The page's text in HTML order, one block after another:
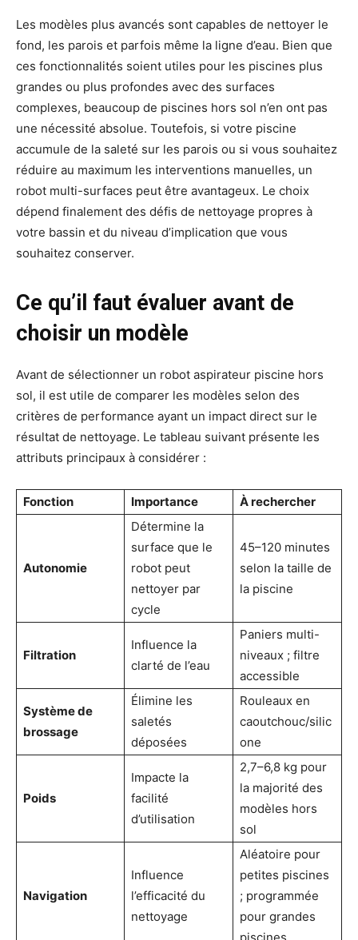
Les modèles plus avancés sont capables de nettoyer le
fond, les parois et parfois même la ligne d’eau. Bien que
ces fonctionnalités soient utiles pour les piscines plus
grandes ou plus profondes avec des surfaces
complexes, beaucoup de piscines hors sol n’en ont pas
une nécessité absolue. Toutefois, si votre piscine
accumule de la saleté sur les parois ou si vous souhaitez
réduire au maximum les interventions manuelles, un
robot multi-surfaces peut être avantageux. Le choix
dépend finalement des défis de nettoyage propres à
votre bassin et du niveau d’implication que vous
souhaitez conserver.
Ce qu’il faut évaluer avant de
choisir un modèle
Avant de sélectionner un robot aspirateur piscine hors
sol, il est utile de comparer les modèles selon des
critères de performance ayant un impact direct sur le
résultat de nettoyage. Le tableau suivant présente les
attributs principaux à considérer :
Fonction Importance À rechercher
Autonomie
Détermine la
surface que le
robot peut
nettoyer par
cycle
45–120 minutes
selon la taille de
la piscine
Filtration
Influence la
clarté de l’eau
Paniers multi-
niveaux ; filtre
accessible
Système de
brossage
Élimine les
saletés
déposées
Rouleaux en
caoutchouc/silic
one
Poids
Impacte la
facilité
d’utilisation
2,7–6,8 kg pour
la majorité des
modèles hors
sol
Navigation
Influence
l’efficacité du
nettoyage
Aléatoire pour
petites piscines
; programmée
pour grandes